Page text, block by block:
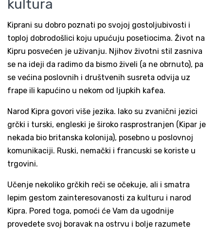
kultura
Kiprani su dobro poznati po svojoj gostoljubivosti i
toploj dobrodošlici koju upućuju posetiocima. Život na
Kipru posvećen je uživanju. Njihov životni stil zasniva
se na ideji da radimo da bismo živeli (a ne obrnuto), pa
se većina poslovnih i društvenih susreta odvija uz
frape ili kapućino u nekom od ljupkih kafea.
Narod Kipra govori više jezika. Iako su zvanični jezici
grčki i turski, engleski je široko rasprostranjen (Kipar je
nekada bio britanska kolonija), posebno u poslovnoj
komunikaciji. Ruski, nemački i francuski se koriste u
trgovini.
Učenje nekoliko grčkih reči se očekuje, ali i smatra
lepim gestom zainteresovanosti za kulturu i narod
Kipra. Pored toga, pomoći će Vam da ugodnije
provedete svoj boravak na ostrvu i bolje razumete